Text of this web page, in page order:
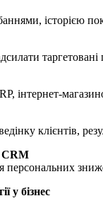
історією
інтернет-
клієнтів,
CRM
персональних
у бізнес